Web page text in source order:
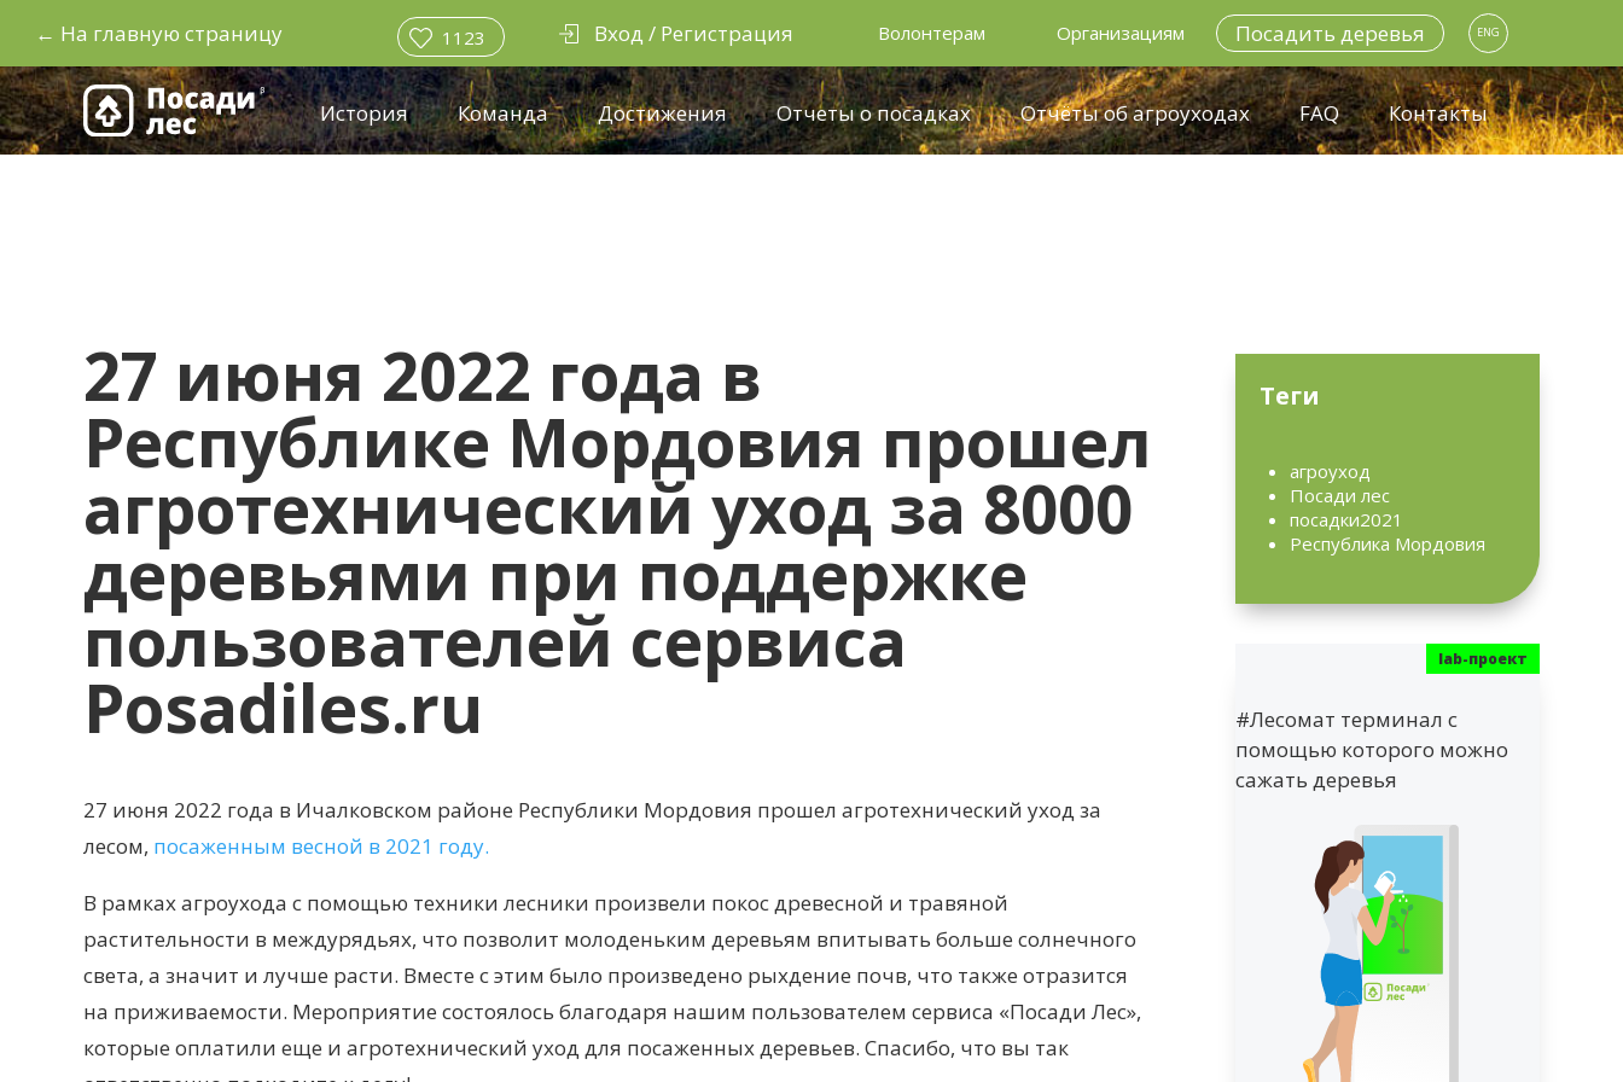
← На главную страницу 1123 Вход / Регистрация Волонтерам Организациям Посадить деревья ENG
История Команда Достижения Отчеты о посадках Отчёты об агроуходах FAQ Контакты
27 июня 2022 года в
Республике Мордовия прошел
агротехнический уход за 8000
деревьями при поддержке
пользователей сервиса
Posadiles.ru
27 июня 2022 года в Ичалковском районе Республики Мордовия прошел агротехнический уход за
лесом, посаженным весной в 2021 году.
В рамках агроухода с помощью техники лесники произвели покос древесной и травяной
растительности в междурядьях, что позволит молоденьким деревьям впитывать больше солнечного
света, а значит и лучше расти. Вместе с этим было произведено рыхдение почв, что также отразится
на приживаемости. Мероприятие состоялось благодаря нашим пользователем сервиса «Посади Лес»,
которые оплатили еще и агротехнический уход для посаженных деревьев. Спасибо, что вы так
Теги
агроуход
Посади лес
посадки2021
Республика Мордовия
#Лесомат терминал с
помощью которого можно
сажать деревья